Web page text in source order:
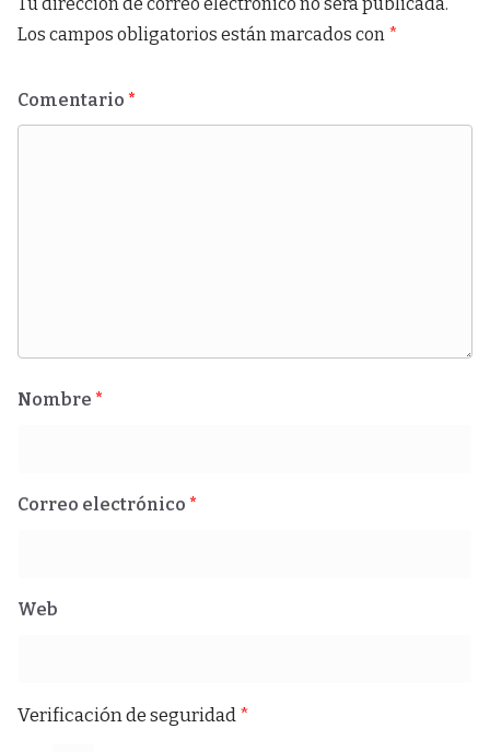
Los campos obligatorios están marcados con *
Comentario *
Nombre *
Correo electrónico *
Web
Verificación de seguridad*